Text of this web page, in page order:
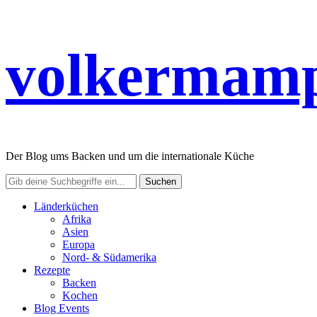
Der Blog ums Backen und um die internationale Küche
Länderküchen
Afrika
Asien
Europa
Nord- & Südamerika
Rezepte
Backen
Kochen
Blog Events